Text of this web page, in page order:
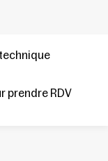
prendre RDV